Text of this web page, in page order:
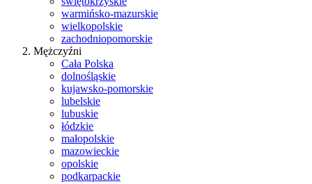
warmińsko-mazurskie
wielkopolskie
zachodniopomorskie
Mężczyźni
Cała Polska
dolnośląskie
kujawsko-pomorskie
lubelskie
lubuskie
łódzkie
małopolskie
mazowieckie
opolskie
podkarpackie